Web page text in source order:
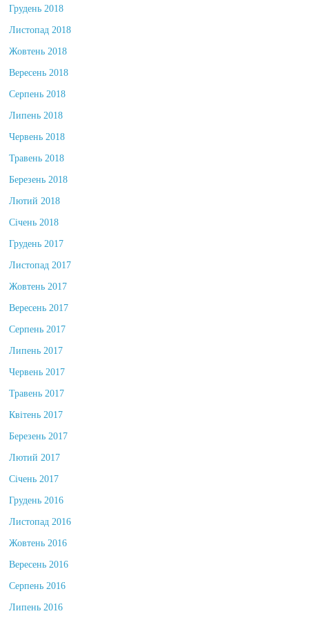
Грудень 2018
Листопад 2018
Жовтень 2018
Вересень 2018
Серпень 2018
Липень 2018
Червень 2018
Травень 2018
Березень 2018
Лютий 2018
Січень 2018
Грудень 2017
Листопад 2017
Жовтень 2017
Вересень 2017
Серпень 2017
Липень 2017
Червень 2017
Травень 2017
Квітень 2017
Березень 2017
Лютий 2017
Січень 2017
Грудень 2016
Листопад 2016
Жовтень 2016
Вересень 2016
Серпень 2016
Липень 2016